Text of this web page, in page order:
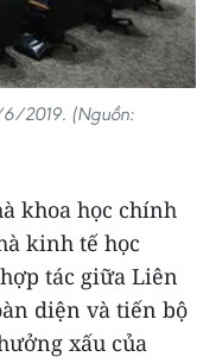
2019. (Nguồn:
khoa học chính
kinh tế học
tác giữa Liên
diện và tiến bộ
xấu của